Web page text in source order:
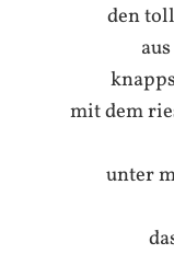
den
mit dem
unter